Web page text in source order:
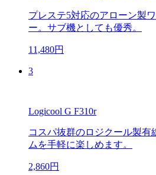
プレステ5対応のアローン製
ー。サブ機としても優秀。
11,480円
3
Logicool G F310r
コスパ抜群のロジクール製有
ムを手軽に楽しめます。
2,860円